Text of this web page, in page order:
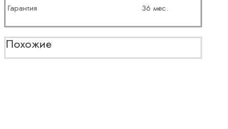
Гарантия
36 мес.
Похожие